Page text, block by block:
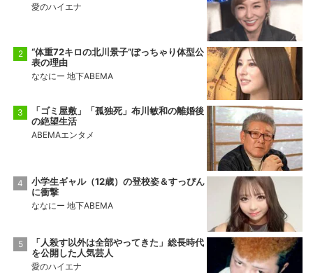
愛のハイエナ
“体重72キロの北川景子”ぽっちゃり体型公
表の理由
ななにー 地下ABEMA
「ゴミ屋敷」「孤独死」布川敏和の離婚後
の絶望生活
ABEMAエンタメ
小学生ギャル（12歳）の登校姿＆すっぴん
に衝撃
ななにー 地下ABEMA
「人殺す以外は全部やってきた」総長時代
を公開した人気芸人
愛のハイエナ